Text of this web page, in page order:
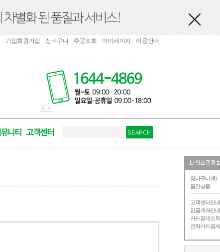
장바구니 (0)
찜한상품
고객센터안내
입금계좌안내
카드결제조회
전화카드결제
기업회원가입 장바구니 주문조회 마이페이지 이용안내